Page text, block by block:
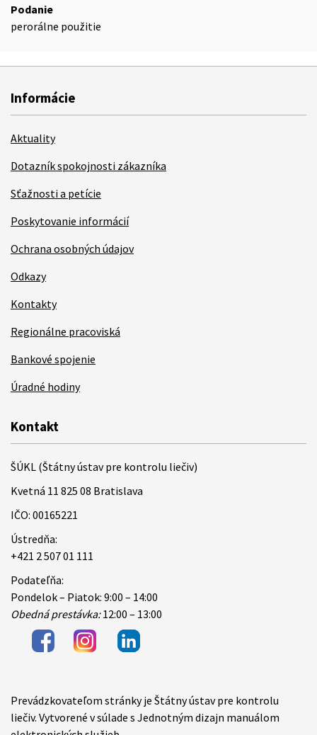
Podanie
perorálne použitie
Informácie
Aktuality
Dotazník spokojnosti zákazníka
Sťažnosti a petície
Poskytovanie informácií
Ochrana osobných údajov
Odkazy
Kontakty
Regionálne pracoviská
Bankové spojenie
Úradné hodiny
Kontakt
ŠÚKL (Štátny ústav pre kontrolu liečiv)
Kvetná 11 825 08 Bratislava
IČO: 00165221
Ústredňa:
+421 2 507 01 111
Podateľňa:
Pondelok – Piatok: 9:00 – 14:00
Obedná prestávka:12:00 – 13:00
Items
Prevádzkovateľom stránky je Štátny ústav pre kontrolu
liečiv. Vytvorené v súlade s Jednotným dizajn manuálom